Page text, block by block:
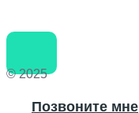
© 2025
Позвоните мне